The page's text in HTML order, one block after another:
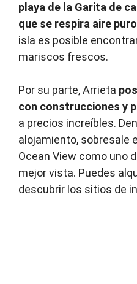
playa de la Garita de
que se respira aire puro
isla es posible
mariscos frescos.
Por su parte, Arrieta
con construcciones y
a precios increíbles.
alojamiento, sobresale
Ocean View como uno
mejor vista. Puedes
descubrir los sitios de